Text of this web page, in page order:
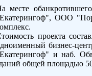
месте
ООО
проекта
бизнес-
и наб.
общей площадью